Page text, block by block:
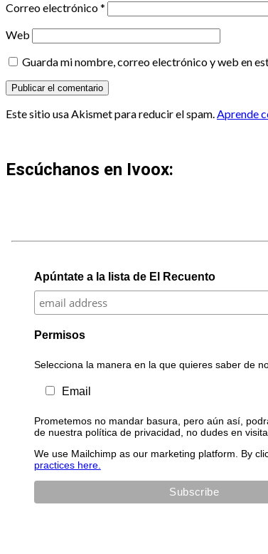
Correo electrónico*
Web
Guarda mi nombre, correo electrónico y web en
Este sitio usa Akismet para reducir el spam.Aprende
Escúchanos en Ivoox:
Apúntate a la lista de El Recuento
Permisos
Selecciona la manera en la que quieres saber de
Email
Prometemos no mandar basura, pero aún así,
de nuestra política de privacidad, no dudes en
We use Mailchimp as our marketing platform. By
practices here.